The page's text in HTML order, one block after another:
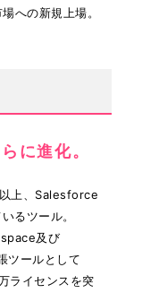
への新規上場。
に進化。
上、Salesforce
るツール。
及び
ツールとして
ライセンスを突